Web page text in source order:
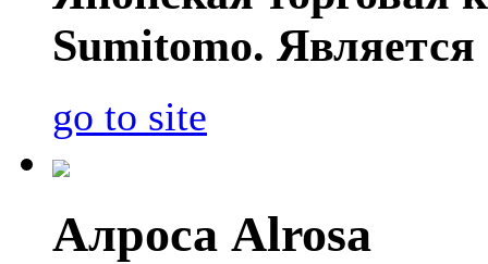
Sumitomo.
go to site
Алроса Alrosa